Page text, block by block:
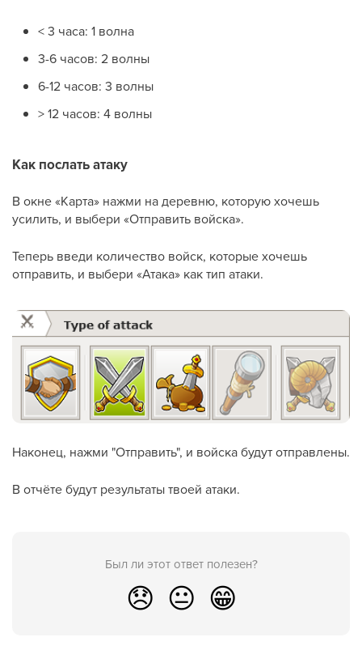
< 3 часа: 1 волна
3-6 часов: 2 волны
6-12 часов: 3 волны
> 12 часов: 4 волны
Как послать атаку
В окне «Карта» нажми на деревню, которую хочешь
усилить, и выбери «Отправить войска».
Теперь введи количество войск, которые хочешь
отправить, и выбери «Атака» как тип атаки.
Наконец, нажми "Отправить", и войска будут отправлены.
В отчёте будут результаты твоей атаки.
Был ли этот ответ полезен?
😞 😐 😁